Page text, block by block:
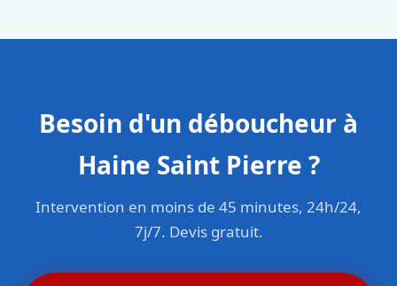
Besoin d'un déboucheur à
Haine Saint Pierre ?
Intervention en moins de 45 minutes, 24h/24,
7j/7. Devis gratuit.